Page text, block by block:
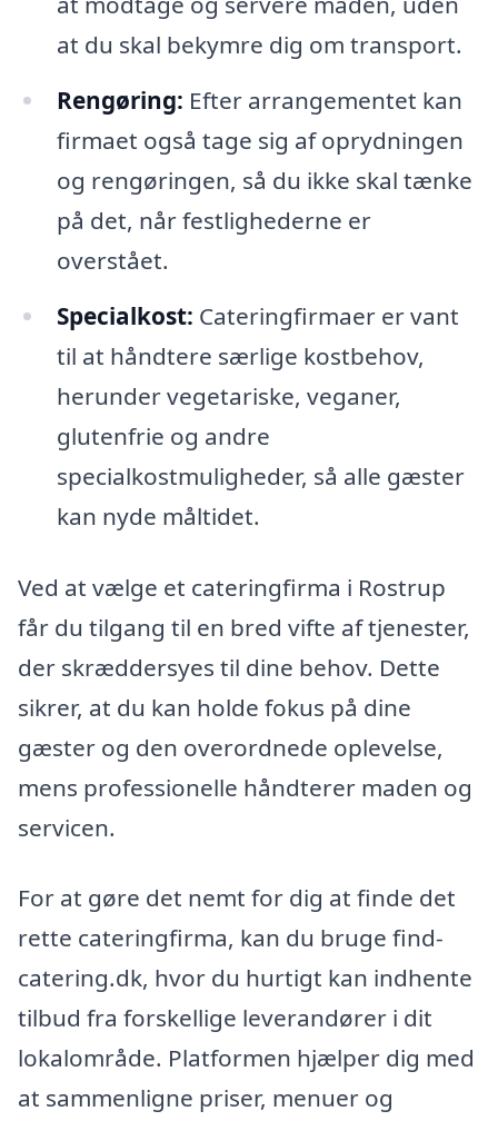
at du skal bekymre dig om transport.
Rengøring: Efter arrangementet kan
firmaet også tage sig af oprydningen
og rengøringen, så du ikke skal tænke
på det, når festlighederne er
overstået.
Specialkost: Cateringfirmaer er vant
til at håndtere særlige kostbehov,
herunder vegetariske, veganer,
glutenfrie og andre
specialkostmuligheder, så alle gæster
kan nyde måltidet.
Ved at vælge et cateringfirma i Rostrup
får du tilgang til en bred vifte af tjenester,
der skræddersyes til dine behov. Dette
sikrer, at du kan holde fokus på dine
gæster og den overordnede oplevelse,
mens professionelle håndterer maden og
servicen.
For at gøre det nemt for dig at finde det
rette cateringfirma, kan du bruge find-
catering.dk, hvor du hurtigt kan indhente
tilbud fra forskellige leverandører i dit
lokalområde. Platformen hjælper dig med
at sammenligne priser, menuer og